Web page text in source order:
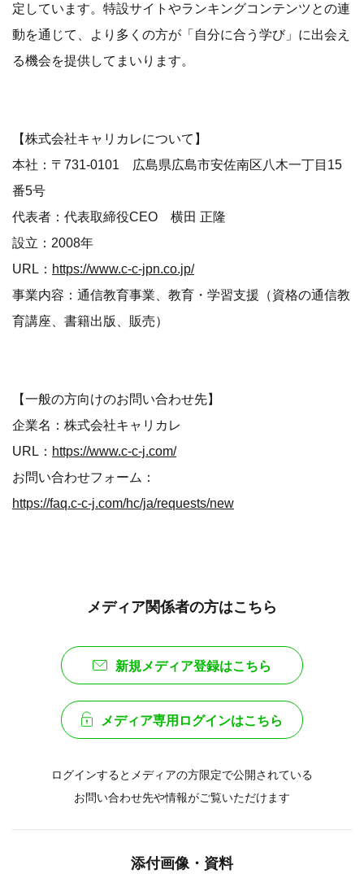
定しています。特設サイトやランキングコンテンツとの連
動を通じて、より多くの方が「自分に合う学び」に出会え
る機会を提供してまいります。
【株式会社キャリカレについて】
本社：〒731-0101 広島県広島市安佐南区八木一丁目15
番5号
代表者：代表取締役CEO 横田 正隆
設立：2008年
URL： https://www.c-c-jpn.co.jp/
事業内容：通信教育事業、教育・学習支援（資格の通信教
育講座、書籍出版、販売）
【一般の方向けのお問い合わせ先】
企業名：株式会社キャリカレ
URL： https://www.c-c-j.com/
お問い合わせフォーム：
https://faq.c-c-j.com/hc/ja/requests/new
メディア関係者の方はこちら
新規メディア登録はこちら
メディア専用ログインはこちら
ログインするとメディアの方限定で公開されている
お問い合わせ先や情報がご覧いただけます
添付画像・資料